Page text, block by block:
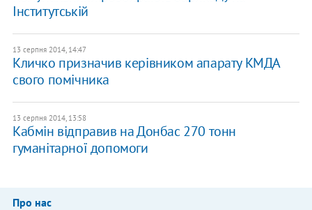
Інститутській
13 серпня 2014, 14:47
Кличко призначив керівником апарату КМДА
свого помічника
13 серпня 2014, 13:58
Кабмін відправив на Донбас 270 тонн
гуманітарної допомоги
Про нас